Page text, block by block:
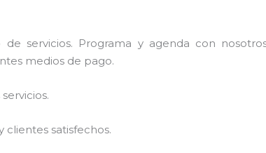
servicios. Programa y agenda con
medios de pago.
clientes satisfechos.